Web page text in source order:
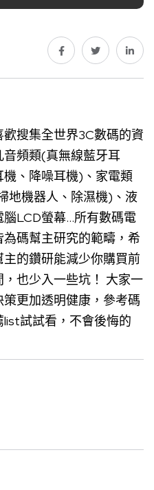
搜集全世界3C數碼的資
音頻類(真無線藍牙耳
機、降噪耳機)、家電類
地機器人、除濕機)、液
LCD螢幕...所有數碼電
為碼幫主研究的範疇，希
的鑽研能減少你購買前
，也少入一些坑！ 大家一
更加透明健康，參考碼
list試試看，不會後悔的